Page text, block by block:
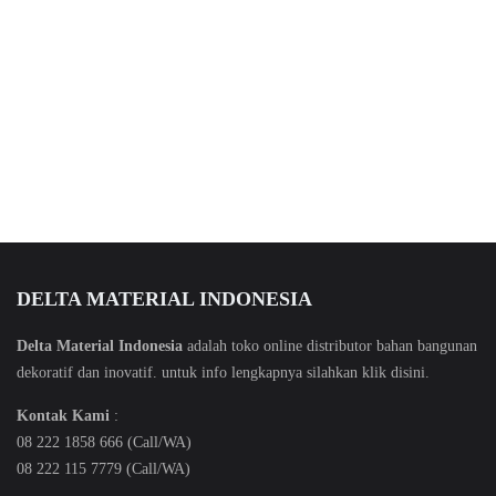
DELTA MATERIAL INDONESIA
Delta Material Indonesia adalah toko online distributor bahan bangunan
dekoratif dan inovatif. untuk info lengkapnya silahkan klik disini.
Kontak Kami :
08 222 1858 666 (Call/WA)
08 222 115 7779 (Call/WA)